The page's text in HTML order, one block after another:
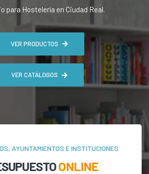
para Hostelería en Ciudad Real.
VER PRODUCTOS
VER CATÁLOGOS
AYUNTAMIENTOS E INSTITUCIONES
ONLINE